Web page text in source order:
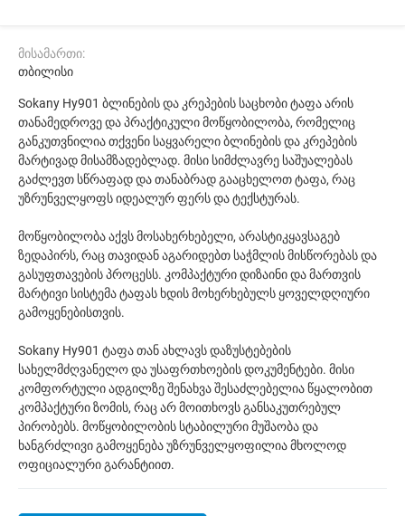
მისამართი:
თბილისი
Sokany Hy901 ბლინების და კრეპების საცხობი ტაფა არის
თანამედროვე და პრაქტიკული მოწყობილობა, რომელიც
განკუთვნილია თქვენი საყვარელი ბლინების და კრეპების
მარტივად მისამზადებლად. მისი სიმძლავრე საშუალებას
გაძლევთ სწრაფად და თანაბრად გააცხელოთ ტაფა, რაც
უზრუნველყოფს იდეალურ ფერს და ტექსტურას.
მოწყობილობა აქვს მოსახერხებელი, არასტიკყავსაგებ
ზედაპირს, რაც თავიდან აგარიდებთ საჭმლის მისწორებას და
გასუფთავების პროცესს. კომპაქტური დიზაინი და მართვის
მარტივი სისტემა ტაფას ხდის მოხერხებულს ყოველდღიური
გამოყენებისთვის.
Sokany Hy901 ტაფა თან ახლავს დაზუსტებების
სახელმძღვანელო და უსაფრთხოების დოკუმენტები. მისი
კომფორტული ადგილზე შენახვა შესაძლებელია წყალობით
კომპაქტური ზომის, რაც არ მოითხოვს განსაკუთრებულ
პირობებს. მოწყობილობის სტაბილური მუშაობა და
ხანგრძლივი გამოყენება უზრუნველყოფილია მხოლოდ
ოფიციალური გარანტიით.